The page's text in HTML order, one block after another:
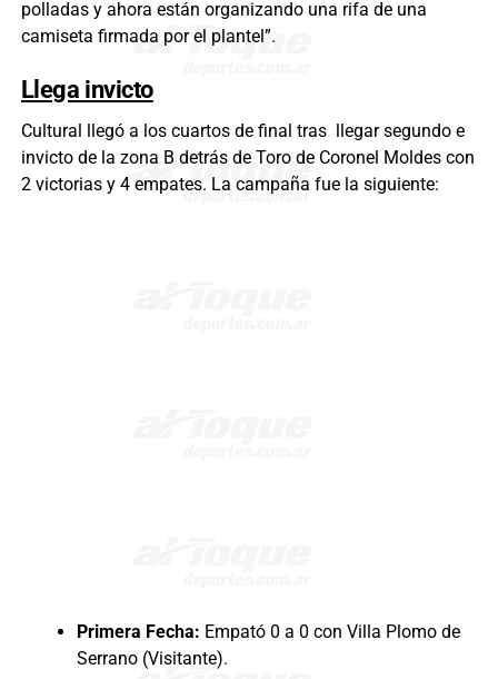
polladas y ahora están organizando una rifa de una
camiseta firmada por el plantel”.
Llega invicto
Cultural llegó a los cuartos de final tras llegar segundo e
invicto de la zona B detrás de Toro de Coronel Moldes con
2 victorias y 4 empates. La campaña fue la siguiente:
Primera Fecha: Empató 0 a 0 con Villa Plomo de
Serrano (Visitante).